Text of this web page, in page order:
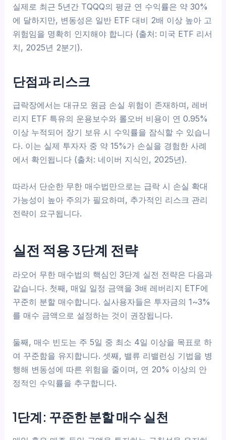
실제로 최근 5년간 TQQQ의 평균 연 수익률은 약 30%
에 달하지만, 변동성은 일반 ETF 대비 2배 이상 높아 고
위험임을 명확히 인지해야 합니다 (출처: 미국 ETF 리서
치, 2025년 2분기).
단점과 리스크
급락장에서는 대규모 원금 손실 위험이 존재하며, 레버
리지 ETF 특유의 운용보수와 롤오버 비용이 연 0.95%
이상 누적되어 장기 보유 시 수익률을 잠식할 수 있습니
다. 이는 실제 투자자 중 약 15%가 손실을 경험한 사례
에서 확인됩니다 (출처: 네이버 지식인, 2025년).
따라서 단순한 무한 매수법만으로는 급락 시 손실 확대
가능성이 높아 주의가 필요하며, 추가적인 리스크 관리
전략이 요구됩니다.
실전 적용 3단계 전략
라오어 무한 매수법의 핵심인 3단계 실전 전략은 다음과
같습니다. 첫째, 매일 일정 금액을 3배 레버리지 ETF에
꾸준히 분할 매수합니다. 실사용자들은 투자금의 1~3%
를 매수 금액으로 설정하는 것이 권장됩니다.
둘째, 매수 빈도는 주 5일 중 최소 4일 이상을 목표로 하
여 꾸준함을 유지합니다. 셋째, 밸류 리밸런싱 기법을 병
행해 변동성에 따른 위험을 줄이며, 연 20% 이상의 안
정적인 수익률을 추구합니다.
1단계: 꾸준한 분할 매수 실천